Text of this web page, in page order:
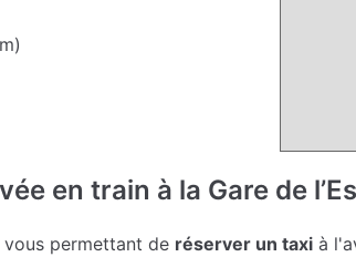
en train à la Gare de
permettant de réserver un taxi à